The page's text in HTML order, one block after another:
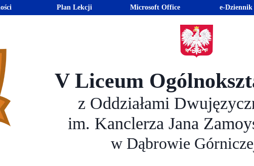
V Liceum
z Oddziałami
im. Kanclerza Jana
w Dąbrowie
e-Dziennik
Microsoft Office
Plan Lekcji